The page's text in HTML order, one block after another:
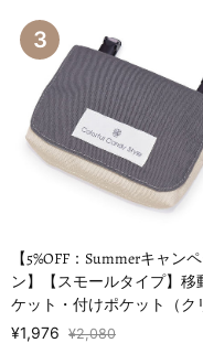
3
【5%OFF：Summerキャン
ン】【スモールタイプ】移
ケット・付けポケット（ク
プタイプ） くすみ無地 くす
¥1,976 ¥2,080